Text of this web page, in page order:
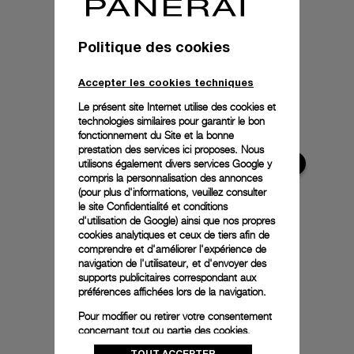
Politique des cookies
Accepter les cookies techniques
Le présent site Internet utilise des cookies et
technologies similaires pour garantir le bon
fonctionnement du Site et la bonne
prestation des services ici proposes. Nous
utilisons également divers services Google y
compris la personnalisation des annonces
(pour plus d'informations, veuillez consulter
le site Confidentialité et conditions
d'utilisation de Google) ainsi que nos propres
cookies analytiques et ceux de tiers afin de
comprendre et d'améliorer l'expérience de
navigation de l'utilisateur, et d'envoyer des
supports publicitaires correspondant aux
préférences affichées lors de la navigation.
Pour modifier ou retirer votre consentement
concernant tout ou partie des cookies,
cliquez sur « Configurer » ou consultez notre